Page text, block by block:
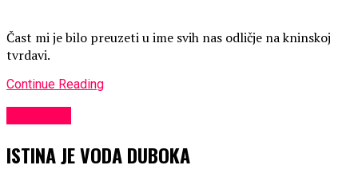
Čast mi je bilo preuzeti u ime svih nas odličje na kninskoj
tvrdavi.
Continue Reading
ISTINA JE VODA DUBOKA